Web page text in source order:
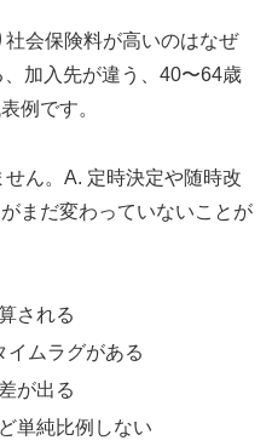
会保険料が高いのはなぜ
加入先が違う、40〜64歳
例です。
ん。A. 定時決定や随時改
まだ変わっていないことが
される
イムラグがある
が出る
単純比例しない